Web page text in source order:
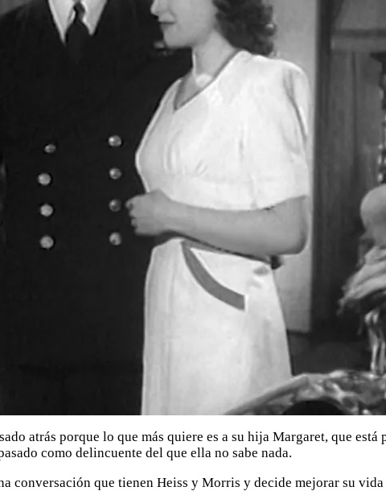
atrás porque lo que más quiere es a su hija Margaret, que
como delincuente del que ella no sabe nada.
conversación que tienen Heiss y Morris y decide mejorar su